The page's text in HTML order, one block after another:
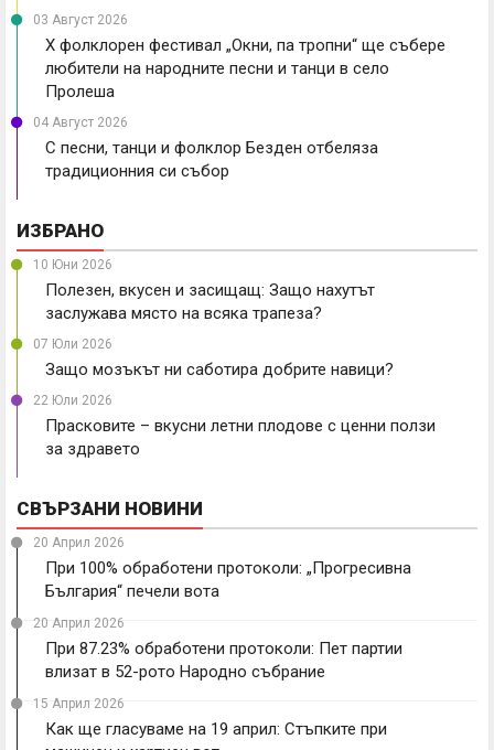
03 Август 2026
X фолклорен фестивал „Окни, па тропни“ ще събере
любители на народните песни и танци в село
Пролеша
04 Август 2026
С песни, танци и фолклор Безден отбеляза
традиционния си събор
ИЗБРАНО
10 Юни 2026
Полезен, вкусен и засищащ: Защо нахутът
заслужава място на всяка трапеза?
07 Юли 2026
Защо мозъкът ни саботира добрите навици?
22 Юли 2026
Прасковите – вкусни летни плодове с ценни ползи
за здравето
СВЪРЗАНИ НОВИНИ
20 Април 2026
При 100% обработени протоколи: „Прогресивна
България“ печели вота
20 Април 2026
При 87.23% обработени протоколи: Пет партии
влизат в 52-рото Народно събрание
15 Април 2026
Как ще гласуваме на 19 април: Стъпките при